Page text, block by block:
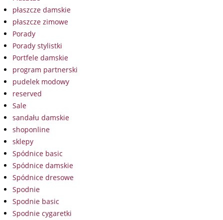
płaszcze damskie
płaszcze zimowe
Porady
Porady stylistki
Portfele damskie
program partnerski
pudelek modowy
reserved
Sale
sandału damskie
shoponline
sklepy
Spódnice basic
Spódnice damskie
Spódnice dresowe
Spodnie
Spodnie basic
Spodnie cygaretki